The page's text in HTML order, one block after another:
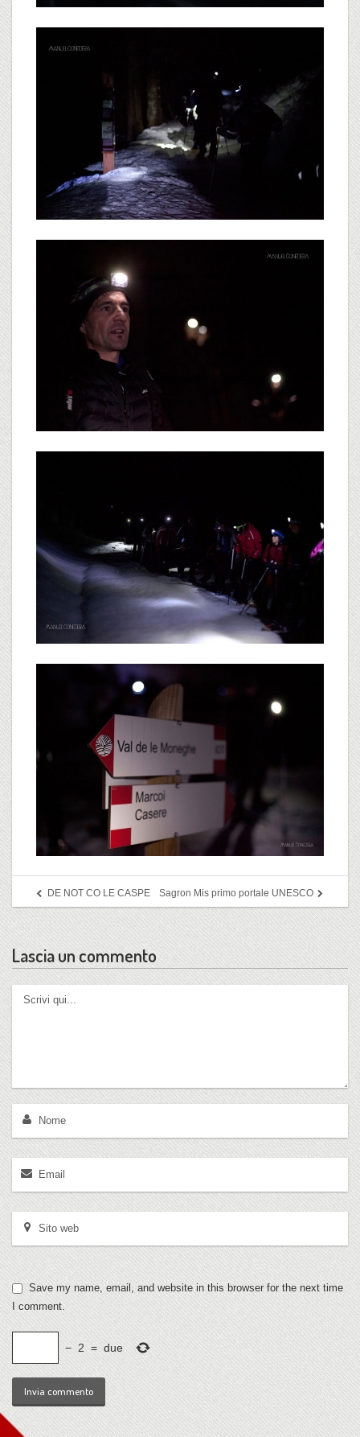
DE NOT CO LE CASPE Sagron Mis primo portale UNESCO
Lascia un commento
Save my name, email, and website in this browser for the next time
I comment.
− 2 = due
Invia commento